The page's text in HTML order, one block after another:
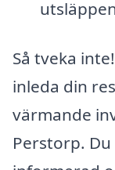
Så tveka
inleda din
värmande
Perstorp.